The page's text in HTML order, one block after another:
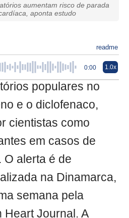
aumentam risco de parada
aponta estudo
readme
0:00 1.0x
populares no
e o diclofenaco,
cientistas como
em casos de
O alerta é de
na Dinamarca,
semana pela
Heart Journal. A